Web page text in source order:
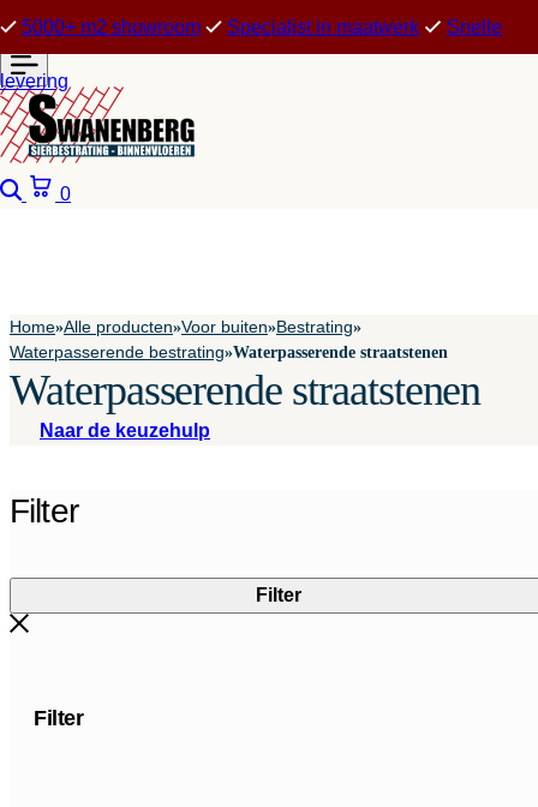
5000+ m2 showroom Specialist in maatwerk Snelle
levering
Zoeken
0
Home»Alle producten»Voor buiten»Bestrating»
Waterpasserende bestrating»Waterpasserende straatstenen
Waterpasserende straatstenen
Naar de keuzehulp
Filter
Filter
Filter